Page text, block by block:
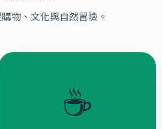
物、文化與自然冒險。
☕